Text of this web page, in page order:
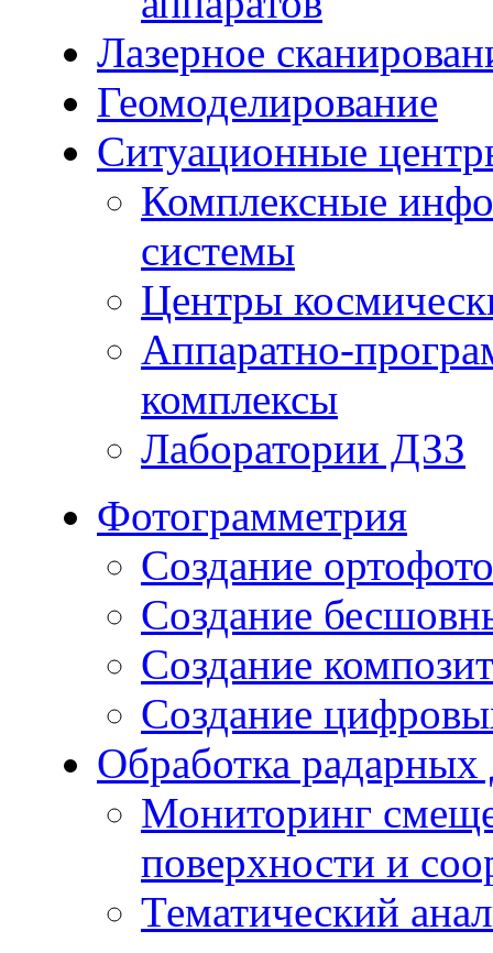
Лазерное
Геомоделирование
Ситуационные
Комплексные
системы
Центры
Аппаратно-
комплексы
Лаборатории ДЗЗ
Фотограмметрия
Создание
Создание
Создание
Создание
Обработка
Мониторинг
поверхности и
Тематический